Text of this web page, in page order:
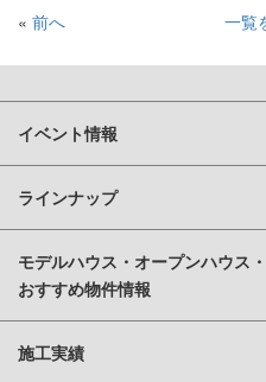
« 前へ 一覧
イベント情報
ラインナップ
モデルハウス・オープンハウス・
おすすめ物件情報
施工実績